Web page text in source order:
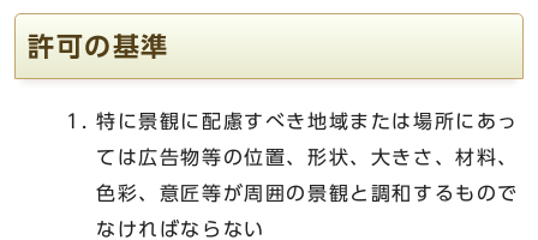
許可の基準
特に景観に配慮すべき地域または場所にあっ
ては広告物等の位置、形状、大きさ、材料、
色彩、意匠等が周囲の景観と調和するもので
なければならない